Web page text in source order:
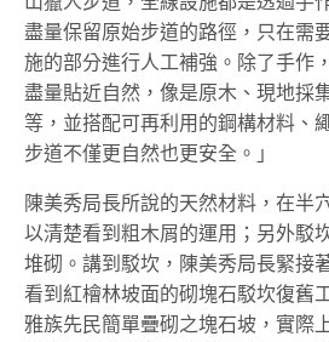
盡量保留原始步道的路徑，只在需
施的部分進行人工補強。除了手作
盡量貼近自然，像是原木、現地採
等，並搭配可再利用的鋼構材料、
步道不僅更自然也更安全。」
陳美秀局長所說的天然材料，在半
以清楚看到粗木屑的運用；另外駁
堆砌。講到駁坎，陳美秀局長緊接
看到紅檜林坡面的砌塊石駁坎復舊
雅族先民簡單疊砌之塊石坡，實際